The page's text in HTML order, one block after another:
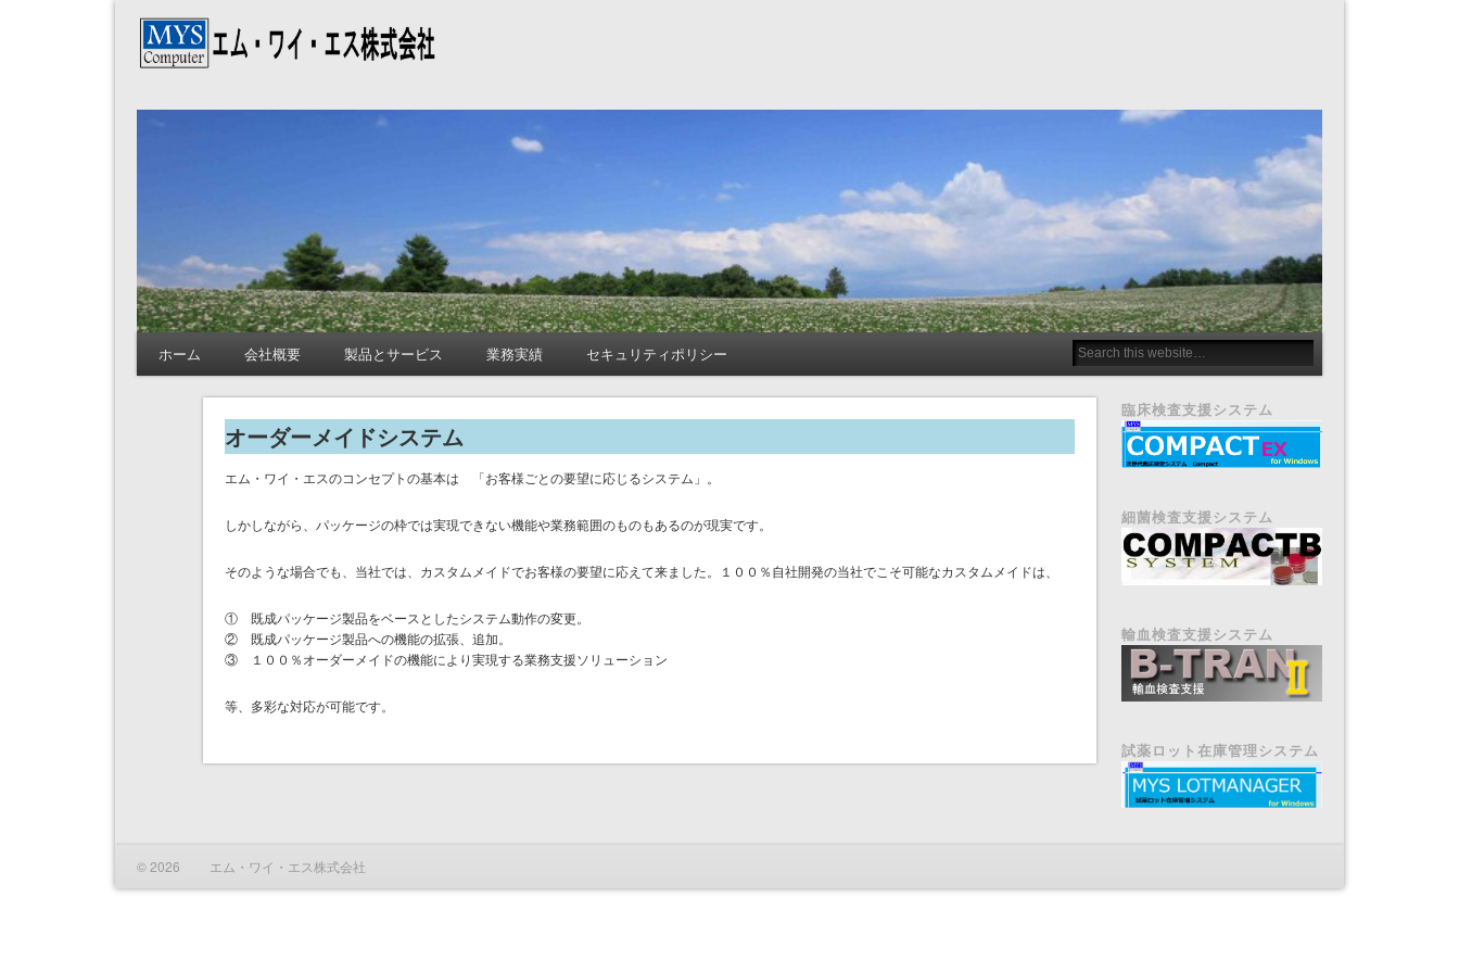
エム・ワイ・エス株式会社
ホーム 会社概要 製品とサービス 業務実績 セキュリティポリシー
オーダーメイドシステム
エム・ワイ・エスのコンセプトの基本は 「お客様ごとの要望に応じるシステム」。
しかしながら、パッケージの枠では実現できない機能や業務範囲のものもあるのが現実です。
そのような場合でも、当社では、カスタムメイドでお客様の要望に応えて来ました。１００％自社開発の当社でこそ可能なカスタムメイドは、
① 既成パッケージ製品をベースとしたシステム動作の変更。
② 既成パッケージ製品への機能の拡張、追加。
③ １００％オーダーメイドの機能により実現する業務支援ソリューション
等、多彩な対応が可能です。
臨床検査支援システム
細菌検査支援システム
輸血検査支援システム
試薬ロット在庫管理システム
© 2026 エム・ワイ・エス株式会社